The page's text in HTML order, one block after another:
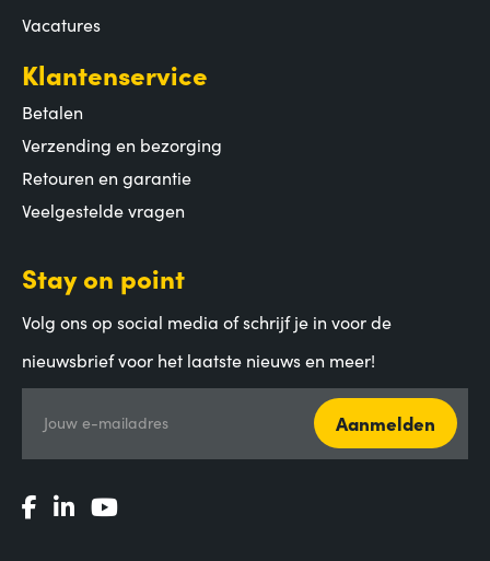
Vacatures
Klantenservice
Betalen
Verzending en bezorging
Retouren en garantie
Veelgestelde vragen
Stay on point
Volg ons op social media of schrijf je in voor de
nieuwsbrief voor het laatste nieuws en meer!
Jouw e-mailadres Aanmelden